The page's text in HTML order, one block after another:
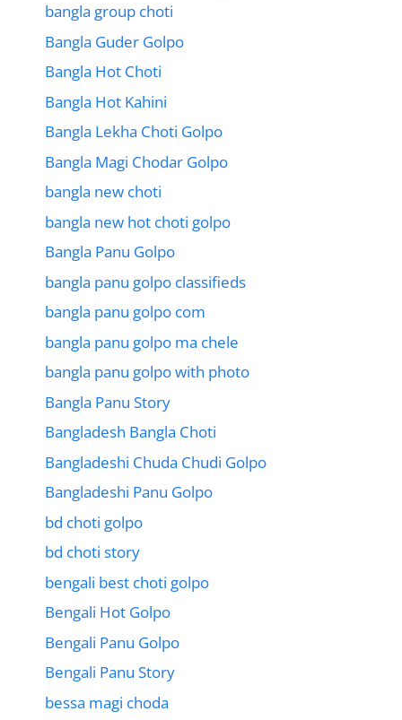
bangla group choti
Bangla Guder Golpo
Bangla Hot Choti
Bangla Hot Kahini
Bangla Lekha Choti Golpo
Bangla Magi Chodar Golpo
bangla new choti
bangla new hot choti golpo
Bangla Panu Golpo
bangla panu golpo classifieds
bangla panu golpo com
bangla panu golpo ma chele
bangla panu golpo with photo
Bangla Panu Story
Bangladesh Bangla Choti
Bangladeshi Chuda Chudi Golpo
Bangladeshi Panu Golpo
bd choti golpo
bd choti story
bengali best choti golpo
Bengali Hot Golpo
Bengali Panu Golpo
Bengali Panu Story
bessa magi choda